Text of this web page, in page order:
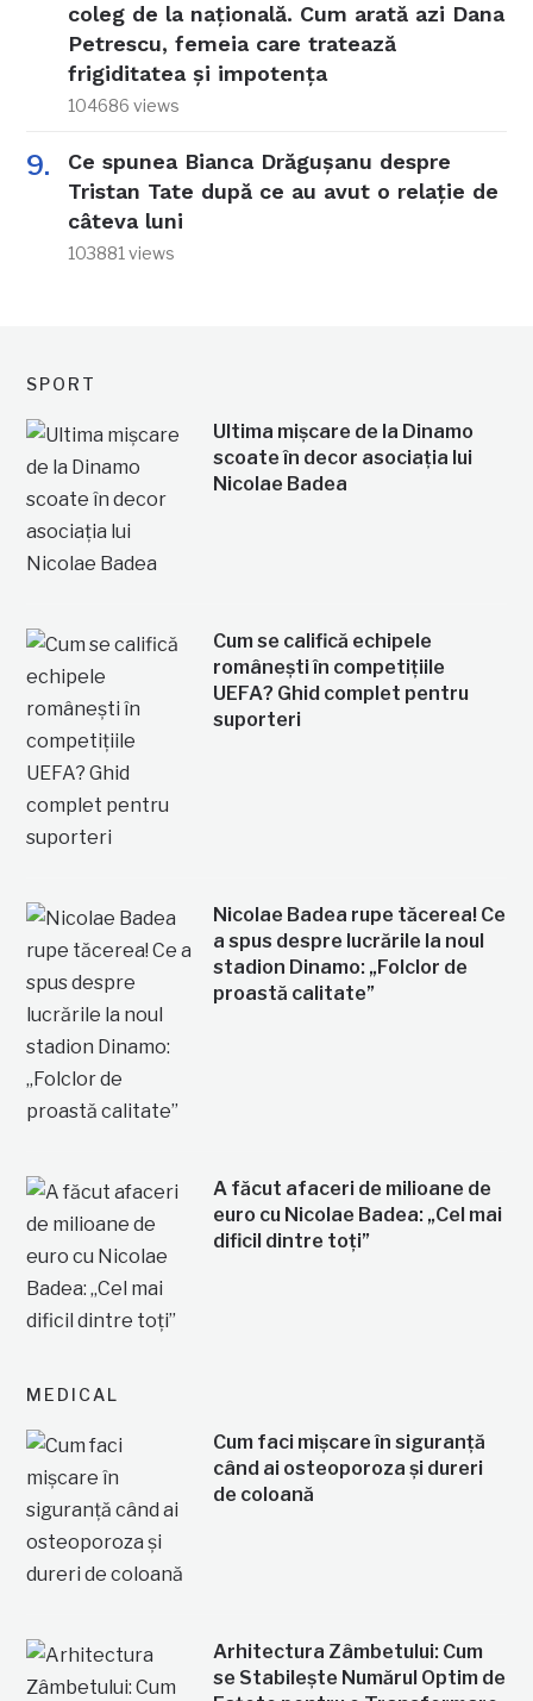
coleg de la națională. Cum arată azi Dana
Petrescu, femeia care tratează
frigiditatea și impotența
104686 views
Ce spunea Bianca Drăgușanu despre
Tristan Tate după ce au avut o relație de
câteva luni
103881 views
SPORT
Ultima mișcare de la Dinamo
scoate în decor asociația lui
Nicolae Badea
Cum se califică echipele
românești în competițiile
UEFA? Ghid complet pentru
suporteri
Nicolae Badea rupe tăcerea! Ce
a spus despre lucrările la noul
stadion Dinamo: „Folclor de
proastă calitate”
A făcut afaceri de milioane de
euro cu Nicolae Badea: „Cel mai
dificil dintre toți”
MEDICAL
Cum faci mișcare în siguranță
când ai osteoporoza și dureri
de coloană
Arhitectura Zâmbetului: Cum
se Stabilește Numărul Optim de